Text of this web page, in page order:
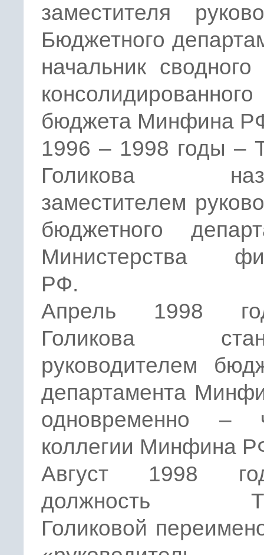
заместителя
Бюджетного
начальник сводного
консолидированного
бюджета Минфина
1996 – 1998 годы –
Голикова
заместителем
бюджетного
Министерства
РФ.
Апрель 1998
Голикова
руководителем
департамента
одновременно –
коллегии Минфина
Август 1998
должность
Голиковой